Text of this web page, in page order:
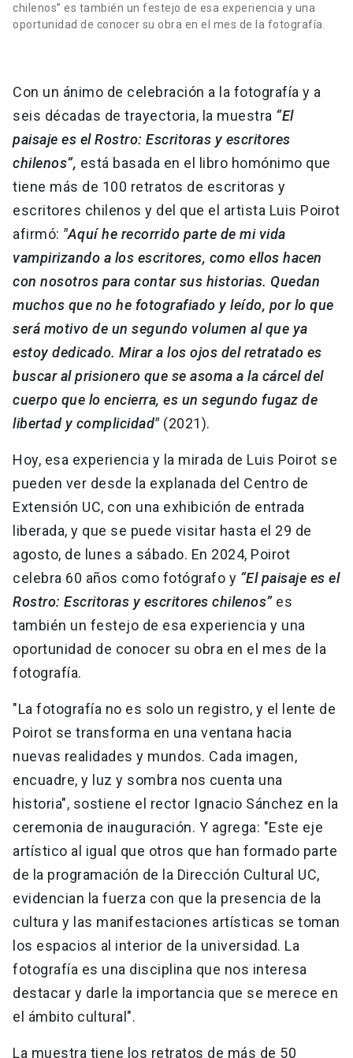
chilenos” es también un festejo de esa experiencia y una
oportunidad de conocer su obra en el mes de la fotografía.
Con un ánimo de celebración a la fotografía y a
seis décadas de trayectoria, la muestra “El
paisaje es el Rostro: Escritoras y escritores
chilenos”, está basada en el libro homónimo que
tiene más de 100 retratos de escritoras y
escritores chilenos y del que el artista Luis Poirot
afirmó: "Aquí he recorrido parte de mi vida
vampirizando a los escritores, como ellos hacen
con nosotros para contar sus historias. Quedan
muchos que no he fotografiado y leído, por lo que
será motivo de un segundo volumen al que ya
estoy dedicado. Mirar a los ojos del retratado es
buscar al prisionero que se asoma a la cárcel del
cuerpo que lo encierra, es un segundo fugaz de
libertad y complicidad" (2021).
Hoy, esa experiencia y la mirada de Luis Poirot se
pueden ver desde la explanada del Centro de
Extensión UC, con una exhibición de entrada
liberada, y que se puede visitar hasta el 29 de
agosto, de lunes a sábado. En 2024, Poirot
celebra 60 años como fotógrafo y “El paisaje es el
Rostro: Escritoras y escritores chilenos”es
también un festejo de esa experiencia y una
oportunidad de conocer su obra en el mes de la
fotografía.
"La fotografía no es solo un registro, y el lente de
Poirot se transforma en una ventana hacia
nuevas realidades y mundos. Cada imagen,
encuadre, y luz y sombra nos cuenta una
historia", sostiene el rector Ignacio Sánchez en la
ceremonia de inauguración. Y agrega: "Este eje
artístico al igual que otros que han formado parte
de la programación de la Dirección Cultural UC,
evidencian la fuerza con que la presencia de la
cultura y las manifestaciones artísticas se toman
los espacios al interior de la universidad. La
fotografía es una disciplina que nos interesa
destacar y darle la importancia que se merece en
el ámbito cultural".
La muestra tiene los retratos de más de 50